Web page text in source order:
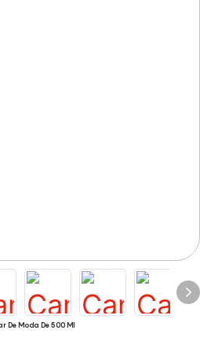
De Moda De 500 Ml